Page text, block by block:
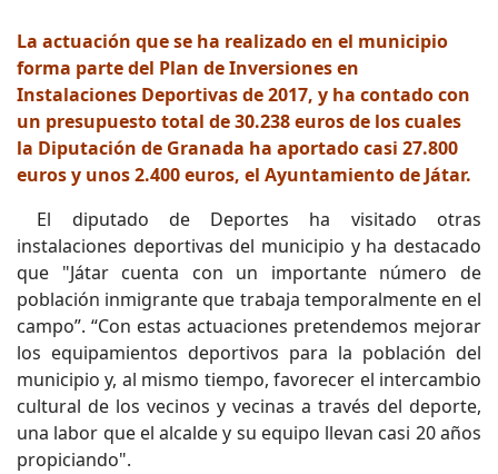
La actuación que se ha realizado en el municipio
forma parte del Plan de Inversiones en
Instalaciones Deportivas de 2017, y ha contado con
un presupuesto total de 30.238 euros de los cuales
la Diputación de Granada ha aportado casi 27.800
euros y unos 2.400 euros, el Ayuntamiento de Játar.
El diputado de Deportes ha visitado otras
instalaciones deportivas del municipio y ha destacado
que "Játar cuenta con un importante número de
población inmigrante que trabaja temporalmente en el
campo”. “Con estas actuaciones pretendemos mejorar
los equipamientos deportivos para la población del
municipio y, al mismo tiempo, favorecer el intercambio
cultural de los vecinos y vecinas a través del deporte,
una labor que el alcalde y su equipo llevan casi 20 años
propiciando".